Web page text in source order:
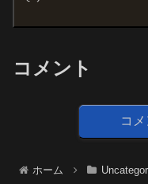
コメント
コ
ホーム